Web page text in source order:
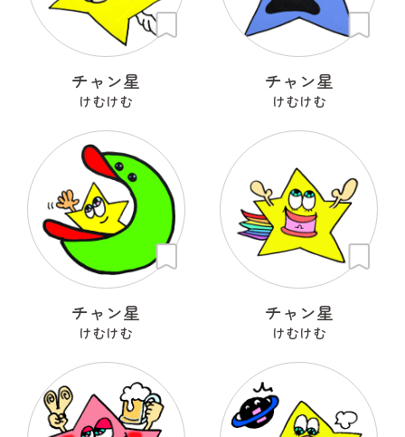
チャン星
けむけむ
チャン星
けむけむ
チャン星
けむけむ
チャン星
けむけむ